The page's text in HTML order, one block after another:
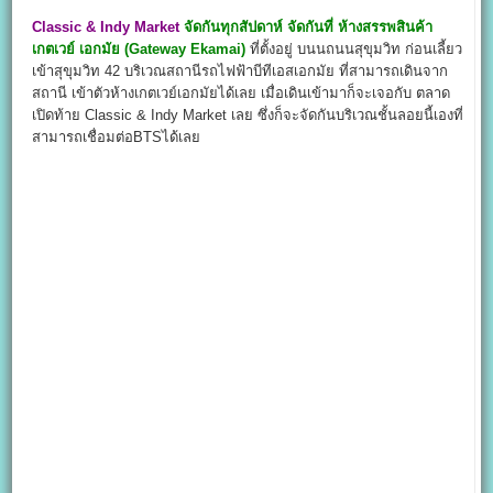
Classic & Indy Market จัดกันทุกสัปดาห์ จัดกันที่ ห้างสรรพสินค้า
เกตเวย์ เอกมัย (Gateway Ekamai) ที่ตั้งอยู่ บนนถนนสุขุมวิท ก่อนเลี้ยว
เข้าสุขุมวิท 42 บริเวณสถานีรถไฟฟ้าบีทีเอสเอกมัย ที่สามารถเดินจาก
สถานี เข้าตัวห้างเกตเวย์เอกมัยได้เลย เมื่อเดินเข้ามาก็จะเจอกับ ตลาด
เปิดท้าย Classic & Indy Market เลย ซึ่งก็จะจัดกันบริเวณชั้นลอยนี้เองที่
สามารถเชื่อมต่อBTSได้เลย